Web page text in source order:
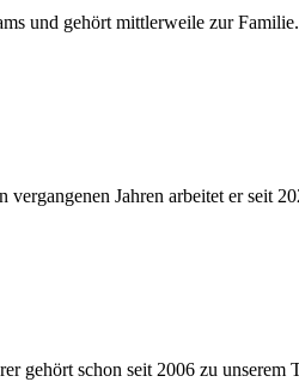
und gehört mittlerweile zur
vergangenen Jahren arbeitet er seit
gehört schon seit 2006 zu